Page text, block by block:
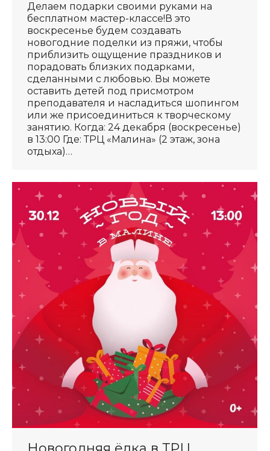
Делаем подарки своими руками на
бесплатном мастер-классе!В это
воскресенье будем создавать
новогодние поделки из пряжи, чтобы
приблизить ощущение праздников и
порадовать близких подарками,
сделанными с любовью. Вы можете
оставить детей под присмотром
преподавателя и насладиться шопингом
или же присоединиться к творческому
занятию. Когда: 24 декабря (воскресенье)
в 13:00 Где: ТРЦ «Малина» (2 этаж, зона
отдыха)…